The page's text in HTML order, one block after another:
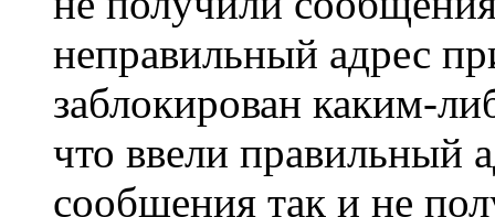
неправильный адрес
заблокирован каким-
что ввели правильный
сообщения так и не